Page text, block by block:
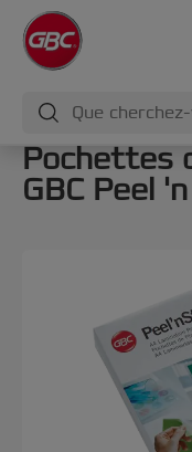
Pochettes
GBC Peel